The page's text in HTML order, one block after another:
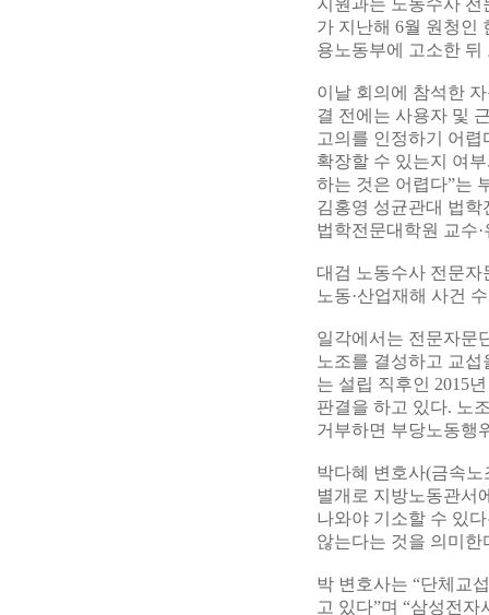
지원과는 노동수사 전
가 지난해 6월 원청인
용노동부에 고소한
이날 회의에 참석한
결 전에는 사용자 및
고의를 인정하기 어
확장할 수 있는지 여
하는 것은 어렵다”는
김홍영 성균관대 법학
법학전문대학원 교수
대검 노동수사 전문자
노동·산업재해 사건
일각에서는 전문자문
노조를 결성하고 교
는 설립 직후인 2015
판결을 하고 있다. 노
거부하면 부당노동행
박다혜 변호사(금속
별개로 지방노동관서
나와야 기소할 수 있
않는다는 것을 의미한
박 변호사는 “단체교
고 있다”며 “삼성전